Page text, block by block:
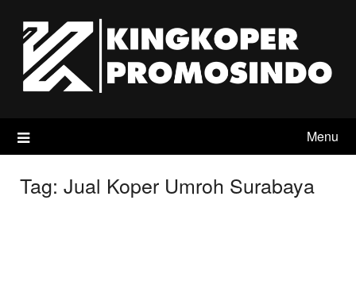
content
Menu
Tag: Jual Koper Umroh Surabaya